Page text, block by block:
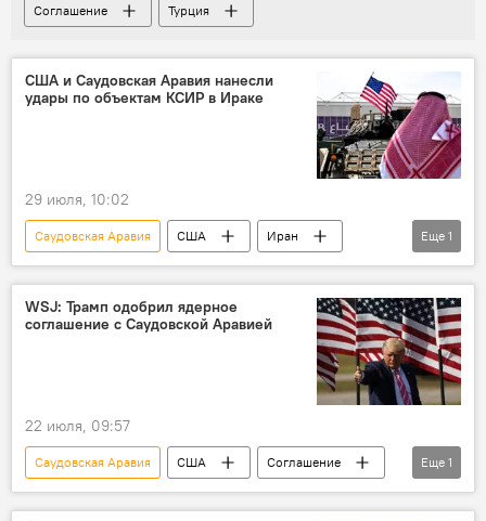
Соглашение Турция
США и Саудовская Аравия нанесли
удары по объектам КСИР в Ираке
29 июля, 10:02
Саудовская Аравия США
Иран
Корпус стражей исламской революции (КСИР)
Еще 1
WSJ: Трамп одобрил ядерное
соглашение с Саудовской Аравией
22 июля, 09:57
Саудовская Аравия США
Соглашение
Ядерная сделка
Еще 1